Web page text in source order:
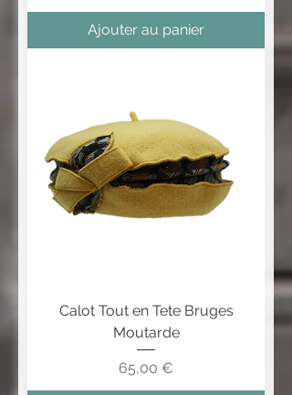
Ajouter au panier
Calot Tout en Tete Bruges
Moutarde
Prix
65,00 €